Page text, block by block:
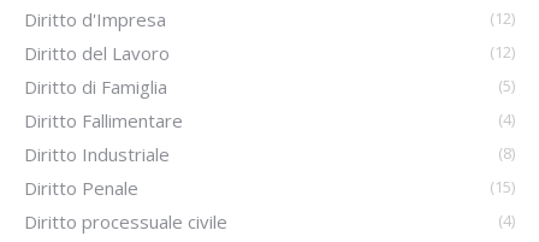
Diritto d'Impresa (12)
Diritto del Lavoro (12)
Diritto di Famiglia (5)
Diritto Fallimentare (4)
Diritto Industriale (8)
Diritto Penale (15)
Diritto processuale civile (4)